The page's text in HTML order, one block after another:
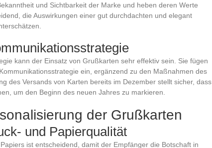
und Sichtbarkeit der Marke und heben deren Werte
die Auswirkungen einer gut durchdachten und elegant
kann der Einsatz von Grußkarten sehr effektiv sein. Sie fügen
ein, ergänzend zu den Maßnahmen des
des Versands von Karten bereits im Dezember stellt sicher, dass
um den Beginn des neuen Jahres zu markieren.
der Grußkarten
und Papierqualität
ist entscheidend, damit der Empfänger die Botschaft in